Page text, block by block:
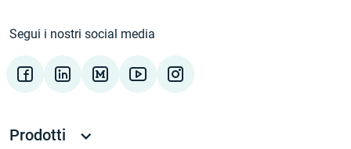
Segui i nostri social media
Prodotti